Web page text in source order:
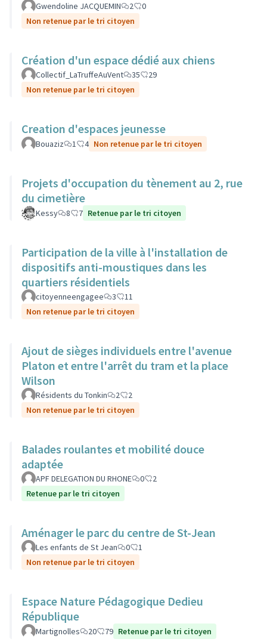
Gwendoline JACQUEMIN 2
0
Non retenue par le tri citoyen
Création d'un espace dédié aux chiens
Collectif_LaTruffeAuVent 35
29
Non retenue par le tri citoyen
Creation d'espaces jeunesse
Bouaziz 1 4 Non retenue par le tri citoyen
Projets d'occupation du tènement au 2, rue
du cimetière
Kessy 8 7 Retenue par le tri citoyen
Participation de la ville à l'installation de
dispositifs anti-moustiques dans les
quartiers résidentiels
citoyenneengagee 3
11
Non retenue par le tri citoyen
Ajout de sièges individuels entre l'avenue
Platon et entre l'arrêt du tram et la place
Wilson
Résidents du Tonkin 2
2
Non retenue par le tri citoyen
Balades roulantes et mobilité douce
adaptée
APF DELEGATION DU RHONE 0
2
Retenue par le tri citoyen
Aménager le parc du centre de St-Jean
Les enfants de St Jean 0
1
Non retenue par le tri citoyen
Espace Nature Pédagogique Dedieu
République
Martignolles 20 79 Retenue par le tri citoyen